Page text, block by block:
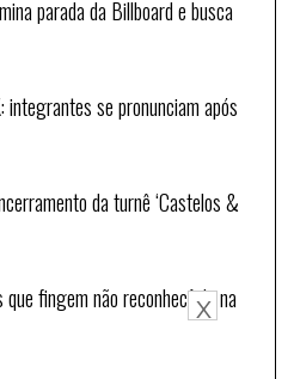
parada da Billboard e busca
se pronunciam após
da turnê ‘Castelos &
fingem não reconhecê-lo na
X